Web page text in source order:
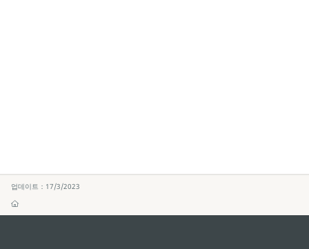
업데이트：17/3/2023